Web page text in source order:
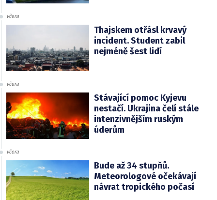
včera
Thajskem otřásl krvavý
incident. Student zabil
nejméně šest lidí
včera
Stávající pomoc Kyjevu
nestačí. Ukrajina čelí stále
intenzivnějším ruským
úderům
včera
Bude až 34 stupňů.
Meteorologové očekávají
návrat tropického počasí